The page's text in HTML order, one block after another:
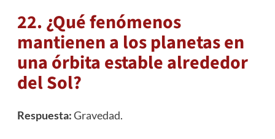
22. ¿Qué fenómenos
mantienen a los planetas en
una órbita estable alrededor
del Sol?
Respuesta:Gravedad.